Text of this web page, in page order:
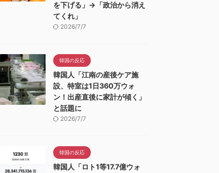
を下げる」→「政治から消え
てくれ」
2026/7/7
韓国の反応
韓国人「江南の産後ケア施
設、特室は1日360万ウォ
ン！出産直後に家計が傾く」
と話題に
2026/7/7
韓国の反応
韓国人「ロト1等17.7億ウォ